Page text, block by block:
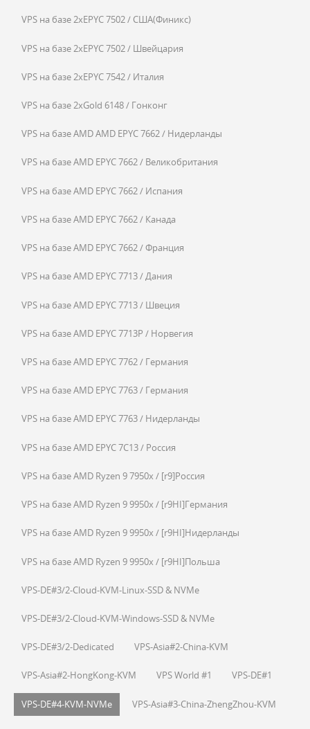
VPS на базе 2xEPYC 7502 / США(Финикс)
VPS на базе 2xEPYC 7502 / Швейцария
VPS на базе 2xEPYC 7542 / Италия
VPS на базе 2xGold 6148 / Гонконг
VPS на базе AMD AMD EPYC 7662 / Нидерланды
VPS на базе AMD EPYC 7662 / Великобритания
VPS на базе AMD EPYC 7662 / Испания
VPS на базе AMD EPYC 7662 / Канада
VPS на базе AMD EPYC 7662 / Франция
VPS на базе AMD EPYC 7713 / Дания
VPS на базе AMD EPYC 7713 / Швеция
VPS на базе AMD EPYC 7713P / Норвегия
VPS на базе AMD EPYC 7762 / Германия
VPS на базе AMD EPYC 7763 / Германия
VPS на базе AMD EPYC 7763 / Нидерланды
VPS на базе AMD EPYC 7C13 / Россия
VPS на базе AMD Ryzen 9 7950x / [r9]Россия
VPS на базе AMD Ryzen 9 9950x / [r9HI]Германия
VPS на базе AMD Ryzen 9 9950x / [r9HI]Нидерланды
VPS на базе AMD Ryzen 9 9950x / [r9HI]Польша
VPS-DE#3/2-Cloud-KVM-Linux-SSD & NVMe
VPS-DE#3/2-Cloud-KVM-Windows-SSD & NVMe
VPS-DE#3/2-Dedicated VPS-Asia#2-China-KVM
VPS-Asia#2-HongKong-KVM VPS World #1 VPS-DE#1
VPS-DE#4-KVM-NVMe VPS-Asia#3-China-ZhengZhou-KVM